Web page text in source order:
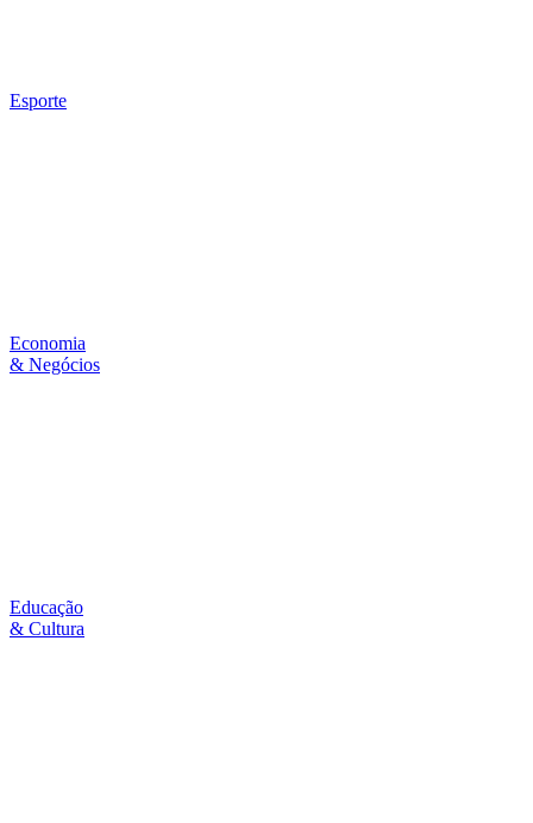
Esporte
Economia
& Negócios
Educação
& Cultura